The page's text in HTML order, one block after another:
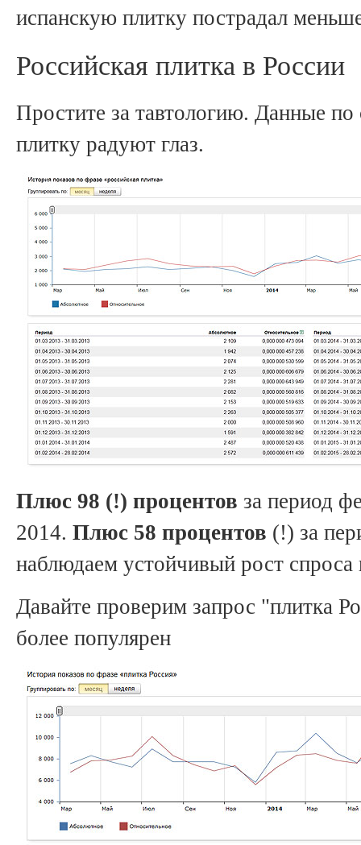
испанскую плитку пострадал
Российская плитка в России
Простите за тавтологию. Данные
плитку радуют глаз.
Плюс 98 (!) процентов за период
2014. Плюс 58 процентов (!) за
наблюдаем устойчивый рост спроса
Давайте проверим запрос "плитка
более популярен